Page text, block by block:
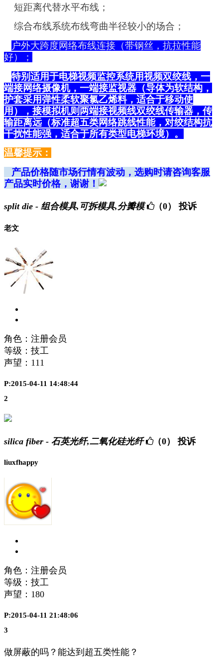
短距离代替水平布线；
综合布线系统布线弯曲半径较小的场合；
户外大跨度网络布线连接（带钢丝，抗拉性能
好）；
特别适用于电梯视频监控系统用视频双绞线，一
端接网络摄像机，一端接监视器（导体为软结构，
护套采用弹性柔软聚氯乙烯料，适合于移动使
用），接模拟机则两端接视频线双绞线传输器，传
输距离远（标准超五类网络跳线性能，对绞结构抗
干扰性能强，适合于所有类型电梯环境）。
温馨提示：
产品价格随市场行情有波动，选购时请咨询客服
产品实时价格，谢谢！
split die - 组合模具,可拆模具,分瓣模 （0） 投诉
老文
角色：注册会员
等级：技工
声望： 111
P:2015-04-11 14:48:44
2
silica fiber - 石英光纤,二氧化硅光纤 （0） 投诉
liuxfhappy
角色：注册会员
等级：技工
声望： 180
P:2015-04-11 21:48:06
3
做屏蔽的吗？能达到超五类性能？